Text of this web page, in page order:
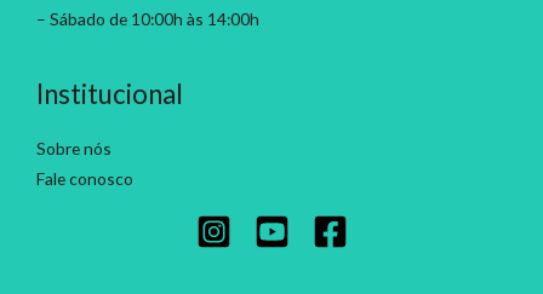
– Sábado de 10:00h às 14:00h
Institucional
Sobre nós
Fale conosco